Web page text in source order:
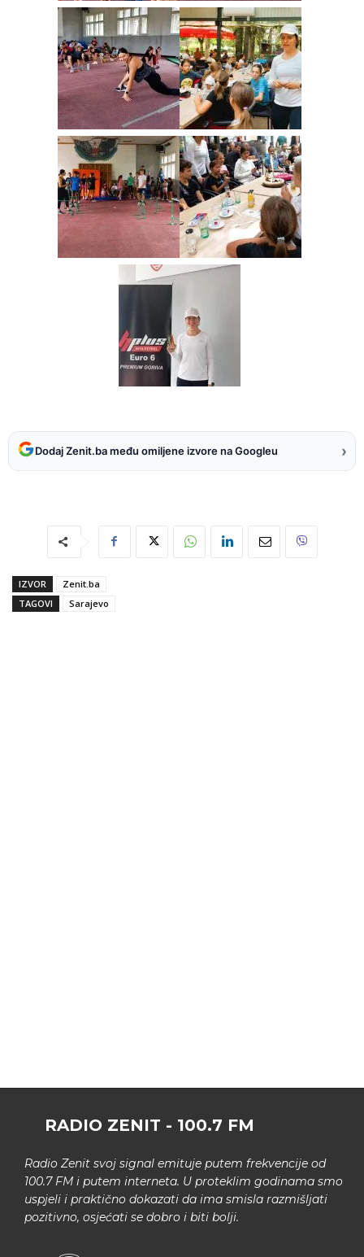
Dodaj Zenit.ba među omiljene izvore na Googleu ›
IZVOR
Zenit.ba
TAGOVI
Sarajevo
RADIO ZENIT - 100.7 FM
Radio Zenit svoj signal emituje putem frekvencije od
100.7 FM i putem interneta. U proteklim godinama smo
uspjeli i praktično dokazati da ima smisla razmišljati
pozitivno, osjećati se dobro i biti bolji.